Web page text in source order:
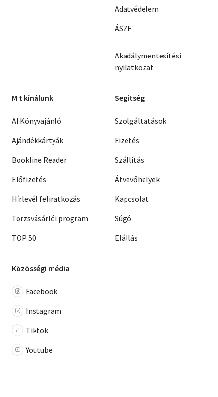
Adatvédelem
ÁSZF
Akadálymentesítési
nyilatkozat
Mit kínálunk
AI Könyvajánló
Ajándékkártyák
Bookline Reader
Előfizetés
Hírlevél feliratkozás
Törzsvásárlói program
TOP 50
Segítség
Szolgáltatások
Fizetés
Szállítás
Átvevőhelyek
Kapcsolat
Súgó
Elállás
Közösségi média
Facebook
Instagram
Tiktok
Youtube